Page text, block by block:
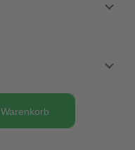
Warenkorb